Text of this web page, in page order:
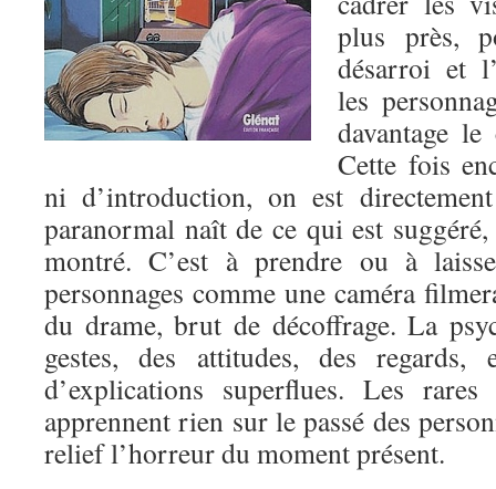
plus près,
désarroi et
les
davantage
Cette fois
ni d’introduction, on est
paranormal naît de ce qui est
montré. C’est à prendre ou à
personnages comme une caméra
du drame, brut de décoffrage. La
gestes, des attitudes, des
d’explications superflues. Les
apprennent rien sur le passé des
relief l’horreur du moment présent.